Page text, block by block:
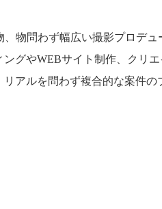
、物問わず幅広い撮影プロデ
グやWEBサイト制作、クリ
アルを問わず複合的な案件の